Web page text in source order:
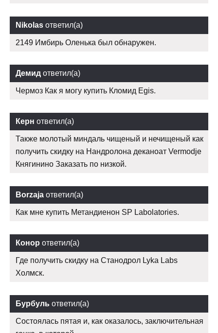
Nikolas ответил(а)
2149 Имбирь Оленька был обнаружен.
Демид ответил(а)
Чермоз Как я могу купить Кломид Egis.
Керн ответил(а)
Также молотый миндаль чищеный и нечищеный как
получить скидку на Нандролона деканоат Vermodje
Княгинино Заказать по низкой.
Borzaja ответил(а)
Как мне купить Метандиенон SP Labolatories.
Конор ответил(а)
Где получить скидку на Станодрол Lyka Labs
Холмск.
Бурбуль ответил(а)
Состоялась пятая и, как оказалось, заключительная